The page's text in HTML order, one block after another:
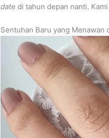
date di tahun depan nanti.
Sentuhan Baru yang